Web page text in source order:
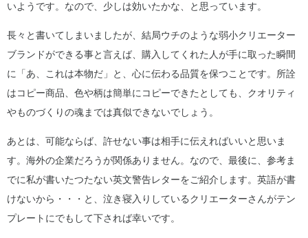
いようです。なので、少しは効いたかな、と思っています。
長々と書いてしまいましたが、結局ウチのような弱小クリエーター
ブランドができる事と言えば、購入してくれた人が手に取った瞬間
に「あ、これは本物だ」と、心に伝わる品質を保つことです。所詮
はコピー商品、色や柄は簡単にコピーできたとしても、クオリティ
やものづくりの魂までは真似できないでしょう。
あとは、可能ならば、許せない事は相手に伝えればいいと思いま
す。海外の企業だろうが関係ありません。なので、最後に、参考ま
でに私が書いたつたない英文警告レターをご紹介します。英語が書
けないから・・・と、泣き寝入りしているクリエーターさんがテン
プレートにでもして下されば幸いです。